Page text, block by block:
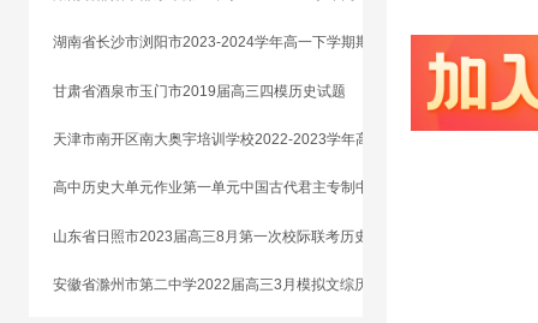
甘肃省酒泉市玉门市2019届高三四模历史试题
山东省日照市2023届高三8月第一次校际联考历史试题
安徽省滁州市第二中学2022届高三3月模拟文综历史试题